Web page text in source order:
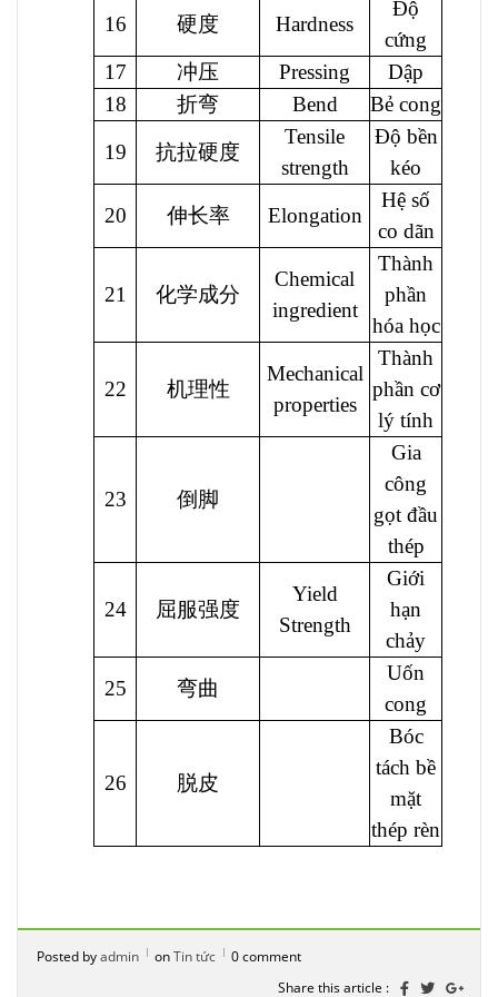
16 硬度 Hardness
Độ
cứng
17
冲压 Pressing
Dập
18
折弯 Bend Bẻ cong
19 抗拉硬度
Tensile
strength
Độ bền
kéo
20 伸长率 Elongation
Hệ số
co dãn
21 化学成分
Chemical
ingredient
Thành
phần
hóa học
22 机理性
Mechanical
properties
Thành
phần cơ
lý tính
23 倒脚
Gia
công
gọt đầu
thép
24 屈服强度
Yield
Strength
Giới
hạn
chảy
25 弯曲
Uốn
cong
26 脱皮
Bóc
tách bề
mặt
thép rèn
Posted byadmin onTin tức
0 comment
Share this article :